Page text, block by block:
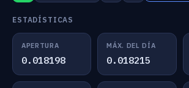
ESTADÍSTICAS
APERTURA
0.018198
MÁX. DEL DÍA
0.018215